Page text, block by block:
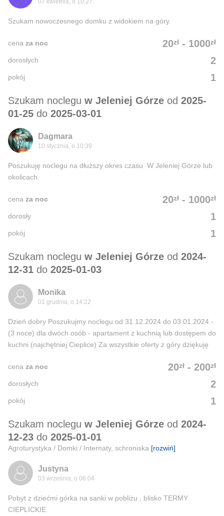
07 kwietnia, o 10:27
Szukam nowoczesnego domku z widokiem na góry.
20zł - 1000zł
cena za noc
2
dorosłych
1
pokój
Szukam noclegu w Jeleniej Górze od 2025-
01-25 do 2025-03-01
Dagmara
10 stycznia, o 10:39
Poszukuję noclegu na dłuższy okres czasu. W Jeleniej Górze lub
okolicach.
20zł - 1000zł
cena za noc
1
dorosły
1
pokój
Szukam noclegu w Jeleniej Górze od 2024-
12-31 do 2025-01-03
Monika
01 grudnia, o 14:22
Dzień dobry Poszukujmy noclegu od 31.12.2024 do 03.01.2024 -
(3 noce) dla dwóch osób - apartament z kuchnią lub dostępem do
kuchni (najchętniej Cieplice) Za wszystkie oferty z góry dziękuję
20zł - 200zł
cena za noc
2
dorosłych
1
pokój
Szukam noclegu w Jeleniej Górze od 2024-
12-23 do 2025-01-01
Agroturystyka / Domki / Internaty, schroniska [rozwiń]
Justyna
03 września, o 06:04
Pobyt z dziećmi górka na sanki w pobliżu , blisko TERMY
CIEPLICKIE